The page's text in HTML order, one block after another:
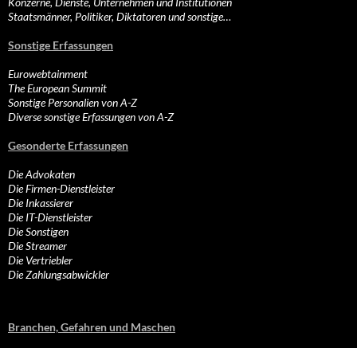
Staatsmänner, Politiker, Diktatoren und sonstige…
Sonstige Erfassungen
Eurowebtainment
The European Summit
Sonstige Personalien von A-Z
Diverse sonstige Erfassungen von A-Z
Gesonderte Erfassungen
Die Advokaten
Die Firmen-Dienstleister
Die Inkassierer
Die IT-Dienstleister
Die Sonstigen
Die Streamer
Die Vertriebler
Die Zahlungsabwickler
Branchen, Gefahren und Maschen